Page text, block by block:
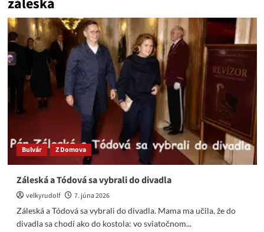
Bulvár Z Domova
Záleská a Tódová sa vybrali do divadla
velkyrudolf
7. júna 2026
Záleská a Tódová sa vybrali do divadla. Mama ma učila, že do
divadla sa chodí ako do kostola: vo sviatočnom...